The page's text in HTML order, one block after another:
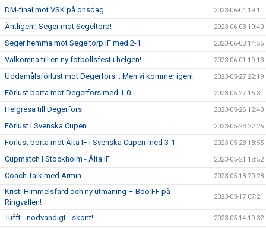
DM-final mot VSK på onsdag 2023-06-04 19:11
Äntligen!! Seger mot Segeltorp! 2023-06-03 19:40
Seger hemma mot Segeltorp IF med 2-1 2023-06-03 14:55
Välkomna till en ny fotbollsfest i helgen! 2023-06-01 19:13
Uddamålsförlust mot Degerfors... Men vi kommer igen! 2023-05-27 22:19
Förlust borta mot Degerfors med 1-0 2023-05-27 15:31
Helgresa till Degerfors 2023-05-26 12:40
Förlust i Svenska Cupen 2023-05-23 22:25
Förlust borta mot Älta IF i Svenska Cupen med 3-1 2023-05-23 18:55
Cupmatch I Stockholm - Älta IF 2023-05-21 18:52
Coach Talk med Armin 2023-05-18 20:28
Kristi Himmelsfärd och ny utmaning – Boo FF på
Ringvallen!
2023-05-17 07:21
Tufft - nödvändigt - skönt! 2023-05-14 19:32